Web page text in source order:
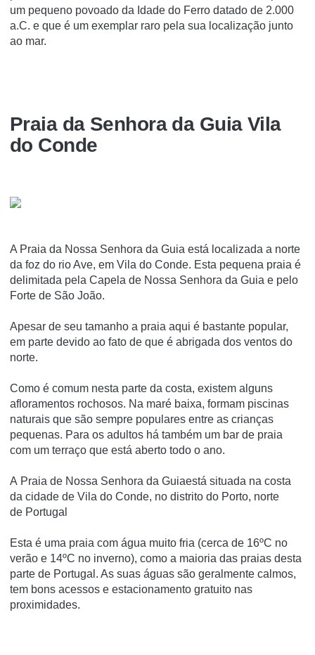
um pequeno povoado da Idade do Ferro datado de 2.000
a.C. e que é um exemplar raro pela sua localização junto
ao mar.
Praia da Senhora da Guia Vila
do Conde
A Praia da Nossa Senhora da Guia está localizada a norte
da foz do rio Ave, em Vila do Conde. Esta pequena praia é
delimitada pela Capela de Nossa Senhora da Guia e pelo
Forte de São João.
Apesar de seu tamanho a praia aqui é bastante popular,
em parte devido ao fato de que é abrigada dos ventos do
norte.
Como é comum nesta parte da costa, existem alguns
afloramentos rochosos. Na maré baixa, formam piscinas
naturais que são sempre populares entre as crianças
pequenas. Para os adultos há também um bar de praia
com um terraço que está aberto todo o ano.
A Praia de Nossa Senhora da Guiaestá situada na costa
da cidade de Vila do Conde, no distrito do Porto, norte
de Portugal
Esta é uma praia com água muito fria (cerca de 16ºC no
verão e 14ºC no inverno), como a maioria das praias desta
parte de Portugal. As suas águas são geralmente calmos,
tem bons acessos e estacionamento gratuito nas
proximidades.